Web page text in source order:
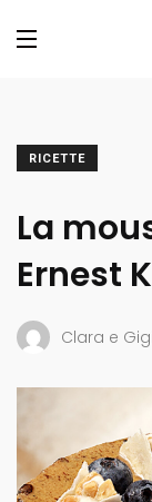
RICETTE
La
Ernest
Clara e Gigi